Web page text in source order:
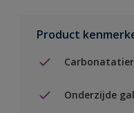
Product
Onderzijde